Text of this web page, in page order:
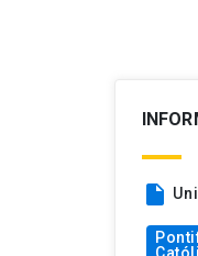
insert_drive_file